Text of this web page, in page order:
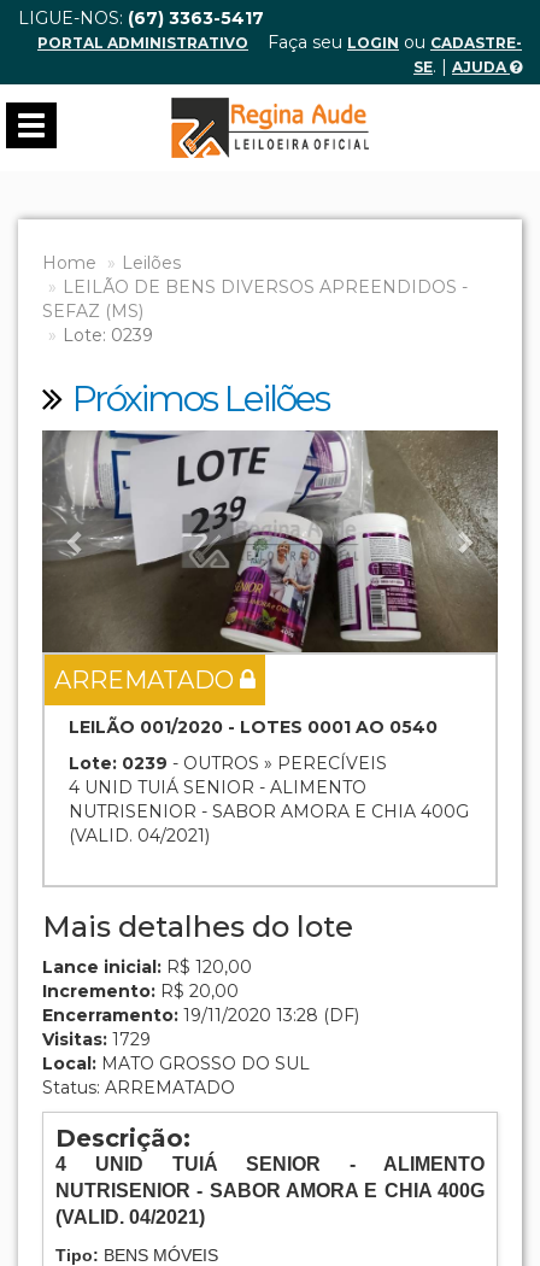
LIGUE-NOS: (67) 3363-5417
PORTAL ADMINISTRATIVO Faça seu LOGIN ou CADASTRE-
SE. | AJUDA
Toggle
navigation
Home
Leilões
LEILÃO DE BENS DIVERSOS APREENDIDOS -
SEFAZ (MS)
Lote: 0239
Próximos Leilões
Previous Next
ARREMATADO
LEILÃO 001/2020 - LOTES 0001 AO 0540
Lote: 0239 - OUTROS » PERECÍVEIS
4 UNID TUIÁ SENIOR - ALIMENTO
NUTRISENIOR - SABOR AMORA E CHIA 400G
(VALID. 04/2021)
Mais detalhes do lote
Lance inicial: R$ 120,00
Incremento: R$ 20,00
Encerramento: 19/11/2020 13:28 (DF)
Visitas: 1729
Local: MATO GROSSO DO SUL
Status: ARREMATADO
Descrição:
4 UNID TUIÁ SENIOR - ALIMENTO
NUTRISENIOR - SABOR AMORA E CHIA 400G
(VALID. 04/2021)
Tipo: BENS MÓVEIS